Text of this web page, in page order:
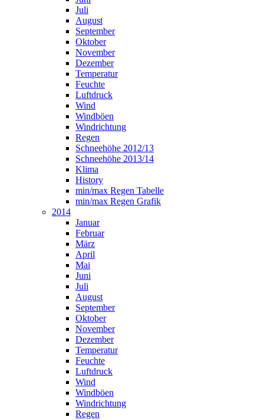
Juli
August
September
Oktober
November
Dezember
Temperatur
Feuchte
Luftdruck
Wind
Windböen
Windrichtung
Regen
Schneehöhe 2012/13
Schneehöhe 2013/14
Klima
History
min/max Regen Tabelle
min/max Regen Grafik
2014
Januar
Februar
März
April
Mai
Juni
Juli
August
September
Oktober
November
Dezember
Temperatur
Feuchte
Luftdruck
Wind
Windböen
Windrichtung
Regen